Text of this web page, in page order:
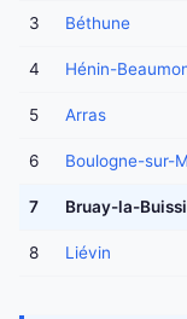
3 Béthune
4 Hénin-
5 Arras
6 Boulogne-sur-
7 Bruay-la-
8 Liévin